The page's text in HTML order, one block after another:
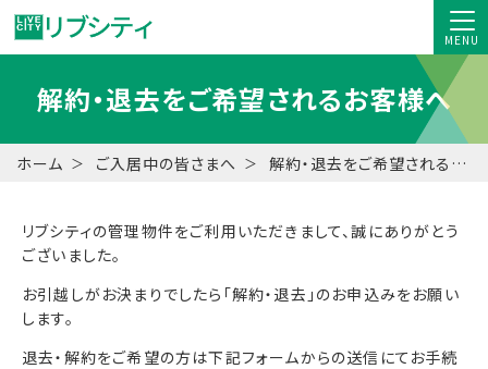
MENU
解約・退去をご希望されるお客様へ
ホーム ご入居中の皆さまへ 解約・退去をご希望されるお客様へ
リブシティの管理物件をご利用いただきまして、誠にありがとう
ございました。
お引越しがお決まりでしたら「解約・退去」のお申込みをお願い
します。
退去・解約をご希望の方は下記フォームからの送信にてお手続